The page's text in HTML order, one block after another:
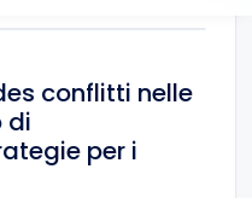
conflitti nelle
di
per i